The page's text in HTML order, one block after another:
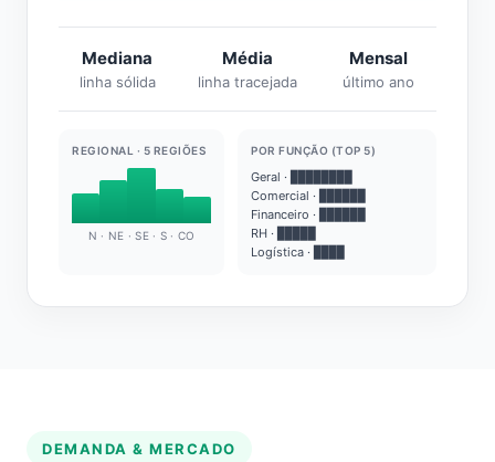
Mediana
linha sólida
Média
linha tracejada
Mensal
último ano
REGIONAL · 5 REGIÕES
N · NE · SE · S · CO
POR FUNÇÃO (TOP 5)
Geral · ████████
Comercial · ██████
Financeiro · ██████
RH · █████
Logística · ████
DEMANDA & MERCADO